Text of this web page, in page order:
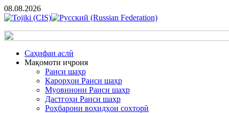
08.08.2026
Cаҳифаи аслӣ
Мақомоти иҷроия
Раиси шаҳр
Қарорҳои Раиси шаҳр
Муовинони Раиси шаҳр
Дастгоҳи Раиси шаҳр
Роҳбарони воҳидҳои сохторӣ